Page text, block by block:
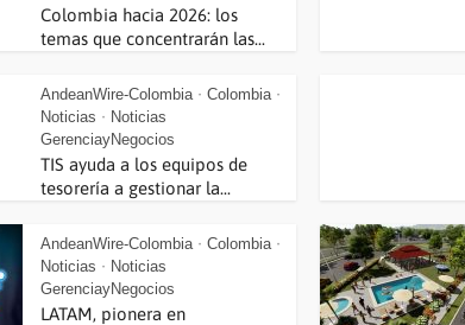
Colombia hacia 2026: los
temas que concentrarán las...
AndeanWire-Colombia • Colombia •
Noticias • Noticias
GerenciayNegocios
TIS ayuda a los equipos de
tesorería a gestionar la...
AndeanWire-Colombia • Colombia •
Noticias • Noticias
GerenciayNegocios
LATAM, pionera en